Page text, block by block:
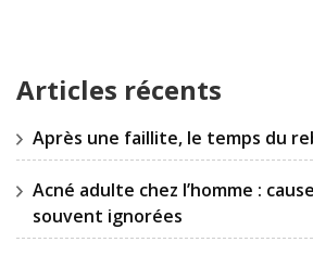
Articles récents
Après une faillite, le temps du
Acné adulte chez l’homme :
souvent ignorées